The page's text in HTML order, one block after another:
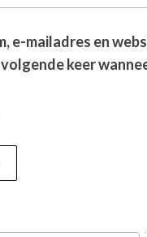
e-mailadres en
keer